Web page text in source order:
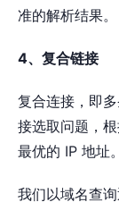
准的解析结果。
4、复合链接
复合连接，即
接选取问题，
最优的 IP 地址。
我们以域名查